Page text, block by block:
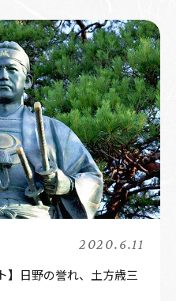
2020.6.11
】日野の誉れ、土方歳三